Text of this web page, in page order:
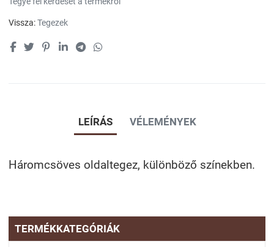
TERMÉKKATEGÓRIÁK
Vissza:Tegezek
LEÍRÁS VÉLEMÉNYEK
Háromcsöves oldaltegez, különböző színekben.